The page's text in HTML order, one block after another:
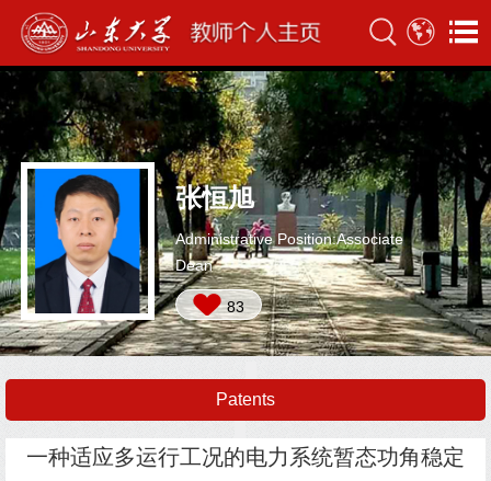
张恒旭
Administrative Position:Associate
Dean
83
Patents
一种适应多运行工况的电力系统暂态功角稳定